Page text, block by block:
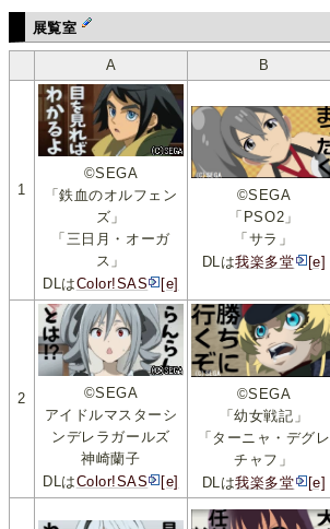
展覧室
A B
1
©SEGA
「鉄血のオルフェン
ズ」
「三日月・オーガ
ス」
DLはColor!SAS [e]
©SEGA
「PSO2」
「サラ」
DLは我楽多堂 [e]
2
©SEGA
アイドルマスターシ
ンデレラガールズ
神崎蘭子
DLはColor!SAS [e]
©SEGA
「幼女戦記」
「ターニャ・デグレ
チャフ」
DLは我楽多堂 [e]